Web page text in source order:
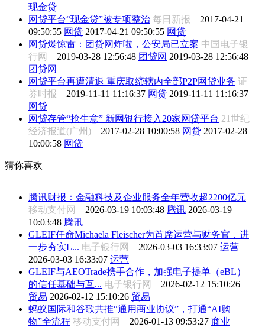
现金贷
网贷平台“现金贷”被专项整治 每日新报 2017-04-21
09:50:55 网贷 2017-04-21 09:50:55 网贷
网贷爆惊雷：团贷网炸啦，公安局已立案 中国电子银
行网 2019-03-28 12:56:48 团贷网 2019-03-28 12:56:48
团贷网
网贷平台再遭清退 重庆取缔辖内全部P2P网贷业务 证
券时报 2019-11-11 11:16:37 网贷 2019-11-11 11:16:37
网贷
网贷存管“抢生意” 新网银行接入20家网贷平台 21世纪
经济报道(广州) 2017-02-28 10:00:58 网贷 2017-02-28
10:00:58 网贷
猜你喜欢
腾讯财报：金融科技及企业服务全年营收超2200亿元
移动支付网 2026-03-19 10:03:48 腾讯 2026-03-19
10:03:48 腾讯
GLEIF任命Michaela Fleischer为首席运营与财务官，进
一步夯实L... 电子银行网 2026-03-03 16:33:07 运营
2026-03-03 16:33:07 运营
GLEIF与AEOTrade携手合作，加强电子提单（eBL）
的信任基础与互... 电子银行网 2026-02-12 15:10:26
贸易 2026-02-12 15:10:26 贸易
蚂蚁国际和谷歌共推“通用商业协议”，打通“AI购
物”全流程 移动支付网 2026-01-13 09:53:27 商业